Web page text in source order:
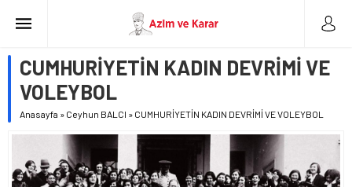
CUMHURİYETİN KADIN DEVRİMİ VE
VOLEYBOL
Anasayfa » Ceyhun BALCI » CUMHURİYETİN KADIN DEVRİMİ VE VOLEYBOL